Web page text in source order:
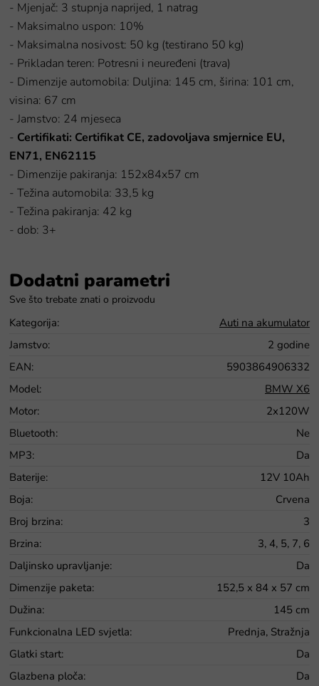
- Mjenjač: 3 stupnja naprijed, 1 natrag
- Maksimalno uspon: 10%
- Maksimalna nosivost: 50 kg (testirano 50 kg)
- Prikladan teren: Potresni i neuređeni (trava)
- Dimenzije automobila: Duljina: 145 cm, širina: 101 cm,
visina: 67 cm
- Jamstvo: 24 mjeseca
- Certifikati: Certifikat CE, zadovoljava smjernice EU,
EN71, EN62115
- Dimenzije pakiranja: 152x84x57 cm
- Težina automobila: 33,5 kg
- Težina pakiranja: 42 kg
- dob: 3+
Dodatni parametri
Kategorija:
Auti na akumulator
Jamstvo:
2 godine
EAN:
5903864906332
Model:
BMW X6
Motor:
2x120W
Bluetooth:
Ne
MP3:
Da
Baterije:
12V 10Ah
Boja:
Crvena
Broj brzina:
3
Brzina:
3, 4, 5, 7, 6
Daljinsko upravljanje:
Da
Dimenzije paketa:
152,5 x 84 x 57 cm
Dužina:
145 cm
Funkcionalna LED svjetla:
Prednja, Stražnja
Glatki start:
Da
Glazbena ploča:
Da